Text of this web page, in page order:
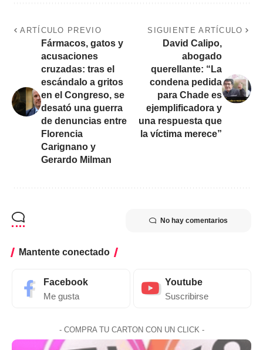
ARTÍCULO PREVIO
Fármacos, gatos y
acusaciones
cruzadas: tras el
escándalo a gritos
en el Congreso, se
desató una guerra
de denuncias entre
Florencia
Carignano y
Gerardo Milman
SIGUIENTE ARTÍCULO
David Calipo,
abogado
querellante: “La
condena pedida
para Chade es
ejemplificadora y
una respuesta que
la víctima merece”
No hay comentarios
Mantente conectado
Facebook
Me gusta
Youtube
Suscribirse
- COMPRA TU CARTON CON UN CLICK -